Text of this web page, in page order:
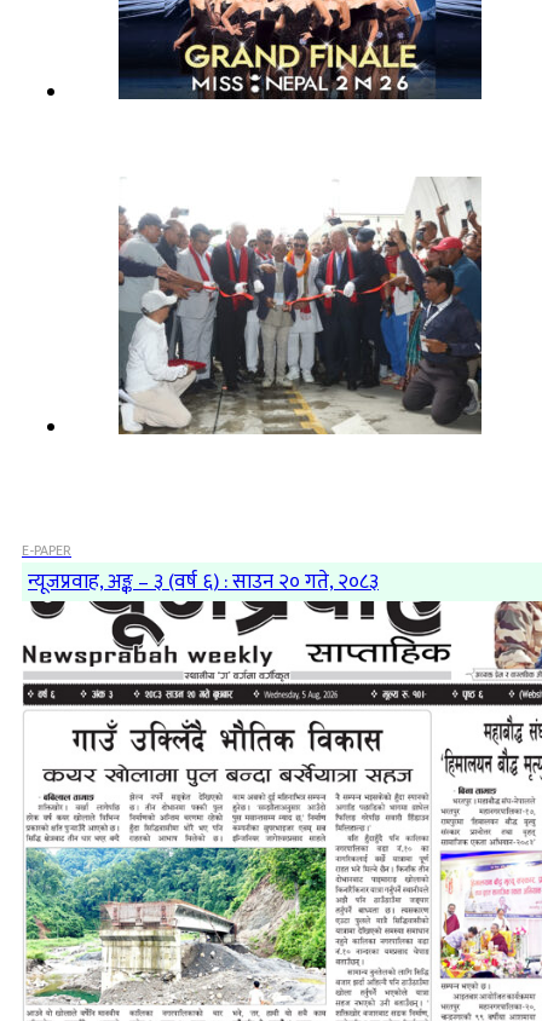
E-PAPER
न्यूजप्रवाह, अङ्क – ३ (वर्ष ६) : साउन २० गते, २०८३